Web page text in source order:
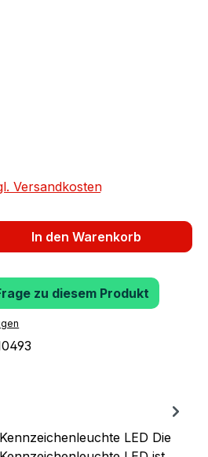
Versandkosten
Gib den gewünschten
In den Warenkorb
zu diesem Produkt
LED Die